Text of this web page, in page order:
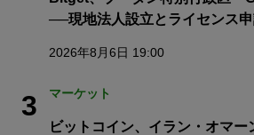
──現地法人設立とライセンス
2026年8月6日 19:00
3 マーケット
ビットコイン、イラン・オマー